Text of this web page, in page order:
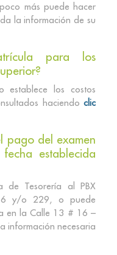
más puede hacer
la información de su
para los
establece los costos
haciendoclic
pago del examen
establecida
de Tesorería al PBX
y/o 229, o puede
en la Calle 13 # 16 –
información necesaria